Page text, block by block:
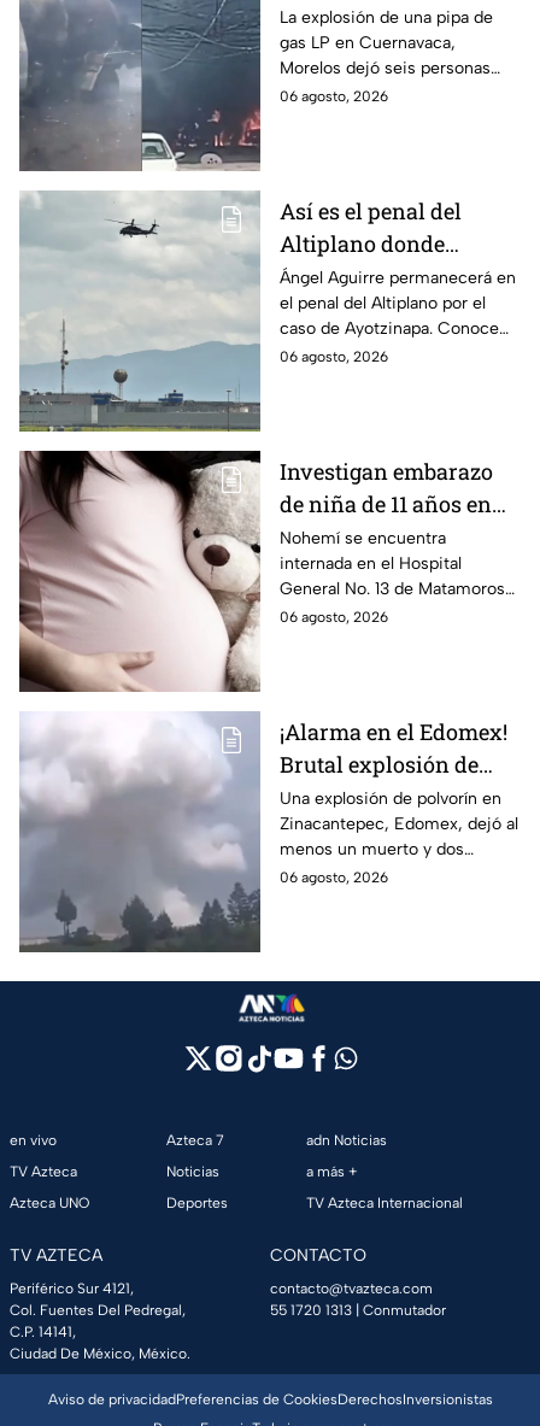
víctimas tras estallido
en Morelos
La explosión de una pipa de
gas LP en Cuernavaca,
Morelos dejó seis personas
hospitalizadas. IMSS informó
06 agosto, 2026
Así es el penal del
Altiplano donde
permanecerá Ángel
Aguirre por caso
Ayotzinapa
Ángel Aguirre permanecerá en
el penal del Altiplano por el
caso de Ayotzinapa. Conoce
dónde está, cómo es esta
06 agosto, 2026
Investigan embarazo
de niña de 11 años en
Matamoros,
Tamaulipas; ¿qué pasó
con Nohemí?
Nohemí se encuentra
internada en el Hospital
General No. 13 de Matamoros
tras complicaciones por un
06 agosto, 2026
¡Alarma en el Edomex!
Brutal explosión de
polvorín en Santa
María del Monte,
Zinacantepec; reportan
al menos un muerto y
Una explosión de polvorín en
Zinacantepec, Edomex, dejó al
menos un muerto y dos
heridos; autoridades atiende la
06 agosto, 2026
en vivo
TV Azteca
Azteca UNO
Azteca 7
Noticias
Deportes
adn Noticias
a más +
TV Azteca Internacional
TV AZTECA
Periférico Sur 4121,
Col. Fuentes Del Pedregal,
C.P. 14141,
Ciudad De México, México.
CONTACTO
contacto@tvazteca.com
55 1720 1313 | Conmutador
Aviso de privacidadPreferencias de CookiesDerechosInversionistas